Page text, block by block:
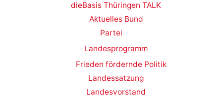
dieBasis Thüringen TALK
Aktuelles Bund
Partei
Landesprogramm
Frieden fördernde Politik
Landessatzung
Landesvorstand